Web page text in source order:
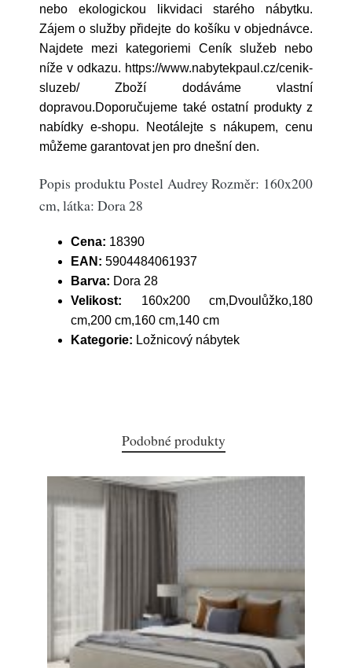
nebo ekologickou likvidaci starého nábytku.
Zájem o služby přidejte do košíku v objednávce.
Najdete mezi kategoriemi Ceník služeb nebo
níže v odkazu. https://www.nabytekpaul.cz/cenik-
sluzeb/ Zboží dodáváme vlastní
dopravou.Doporučujeme také ostatní produkty z
nabídky e-shopu. Neotálejte s nákupem, cenu
můžeme garantovat jen pro dnešní den.
Popis produktu Postel Audrey Rozměr: 160x200
cm, látka: Dora 28
Cena: 18390
EAN: 5904484061937
Barva: Dora 28
Velikost: 160x200 cm,Dvoulůžko,180
cm,200 cm,160 cm,140 cm
Kategorie: Ložnicový nábytek
Podobné produkty